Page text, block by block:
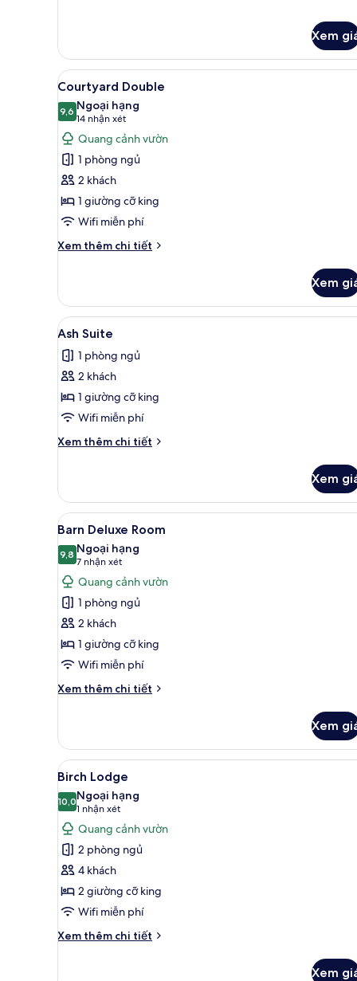
House
Double
Room
Xem
Xem
tất
cả
ảnh
Courtyard
Double
Courtyard Double | Két bảo
7
Courtyard Double
9,69,6 trên 10
Ngoại hạng
14 nhận xét
(14
nhận
xét)
Quang cảnh vườn
1 phòng ngủ
2 khách
1 giường cỡ king
Wifi miễn phí
Xem thêm chi tiết
Chi
Courtyard
Double
Xem
Xem
tất
cả
ảnh
Ash
Suite
Ash Suite | Két bảo mật tại
6
Ash Suite
1 phòng ngủ
2 khách
1 giường cỡ king
Wifi miễn phí
Xem thêm chi tiết
Chi
Ash
Suite
Xem
Xem
tất
cả
ảnh
Barn
Deluxe
Room
Barn Deluxe Room | Khu
13
Barn Deluxe Room
9,89,8 trên 10
Ngoại hạng
7 nhận xét
(7
nhận
xét)
Quang cảnh vườn
1 phòng ngủ
2 khách
1 giường cỡ king
Wifi miễn phí
Xem thêm chi tiết
Chi
Barn
Deluxe
Room
Xem
Xem
tất
cả
ảnh
Birch
Lodge
Két bảo mật tại phòng, bàn,
9
Birch Lodge
10,010,0 trên 10
Ngoại hạng
1 nhận xét
(1
nhận
xét)
Quang cảnh vườn
2 phòng ngủ
4 khách
2 giường cỡ king
Wifi miễn phí
Xem thêm chi tiết
Chi
Xem